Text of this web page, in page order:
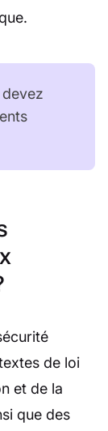
de loi
et de la
que des